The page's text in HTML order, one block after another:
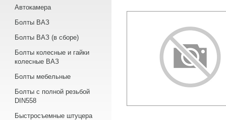
Автокамера
Болты ВАЗ
Болты ВАЗ (в сборе)
Болты колесные и гайки
колесные ВАЗ
Болты мебельные
Болты с полной резьбой
DIN558
Быстросъемные штуцера